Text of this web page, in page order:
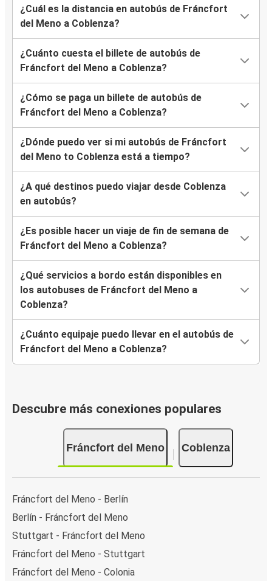
¿Cuál es la distancia en autobús de Fráncfort
del Meno a Coblenza?
¿Cuánto cuesta el billete de autobús de
Fráncfort del Meno a Coblenza?
¿Cómo se paga un billete de autobús de
Fráncfort del Meno a Coblenza?
¿Dónde puedo ver si mi autobús de Fráncfort
del Meno to Coblenza está a tiempo?
¿A qué destinos puedo viajar desde Coblenza
en autobús?
¿Es posible hacer un viaje de fin de semana de
Fráncfort del Meno a Coblenza?
¿Qué servicios a bordo están disponibles en
los autobuses de Fráncfort del Meno a
Coblenza?
¿Cuánto equipaje puedo llevar en el autobús de
Fráncfort del Meno a Coblenza?
Descubre más conexiones populares
Fráncfort del Meno Coblenza
Fráncfort del Meno - Berlín
Berlín - Fráncfort del Meno
Stuttgart - Fráncfort del Meno
Fráncfort del Meno - Stuttgart
Fráncfort del Meno - Colonia